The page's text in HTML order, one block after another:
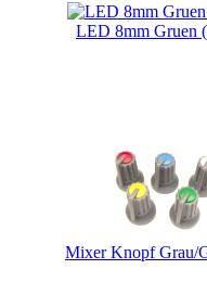
LED 8mm Gruen
Mixer Knopf Grau/